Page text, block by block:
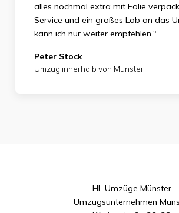
alles nochmal extra mit Folie
Service und ein großes Lob an das
kann ich nur weiter empfehlen."
Peter Stock
Umzug innerhalb von Münster
HL Umzüge Münster
Umzugsunternehmen